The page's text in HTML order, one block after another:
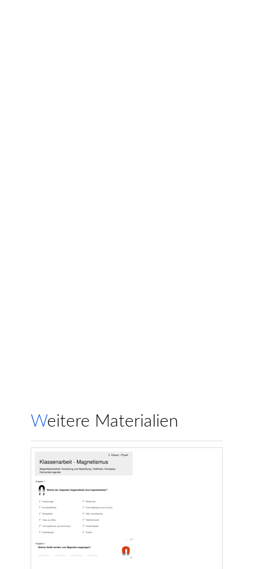
Weitere Materialien